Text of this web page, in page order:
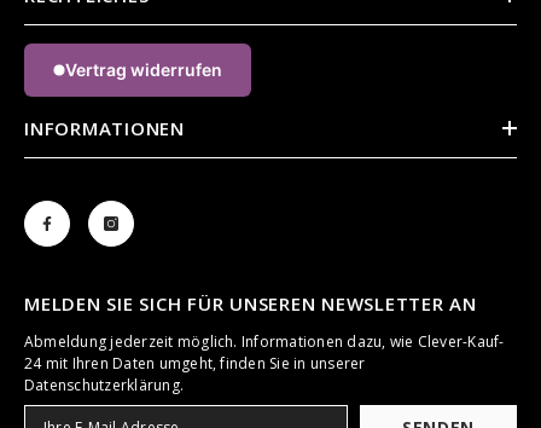
Vertrag widerrufen
INFORMATIONEN
MELDEN SIE SICH FÜR UNSEREN NEWSLETTER AN
Abmeldung jederzeit möglich. Informationen dazu, wie Clever-Kauf-
24 mit Ihren Daten umgeht, finden Sie in unserer
Datenschutzerklärung.